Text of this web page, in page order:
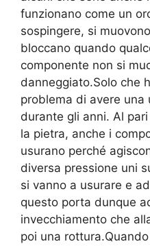
funzionano come un
sospingere, si
bloccano quando
componente non si
danneggiato.Solo che
problema di avere una
durante gli anni. Al
la pietra, anche i
usurano perché
diversa pressione uni
si vanno a usurare e
questo porta dunque
invecchiamento che
poi una